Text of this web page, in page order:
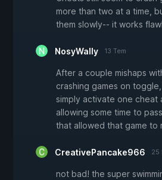
more than two at a time,
them slowly-- it works
NosyWally 13 Tem
After a couple mishaps
crashing games on
simply activate one cheat
allowing some time to
that allowed that game to
CreativePancake966 25
not bad! the super